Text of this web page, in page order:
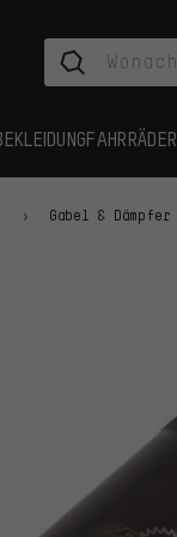
FAHRRÄDER
Gabel & Dämpfer